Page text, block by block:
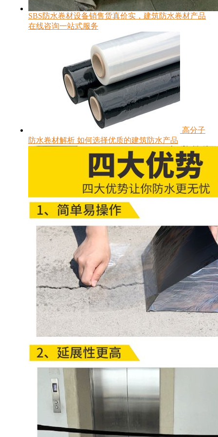
SBS防水卷材设备销售货真价实，建筑防水卷材产品
在线咨询一站式服务
高分子
防水卷材解析 如何选择优质的建筑防水产品